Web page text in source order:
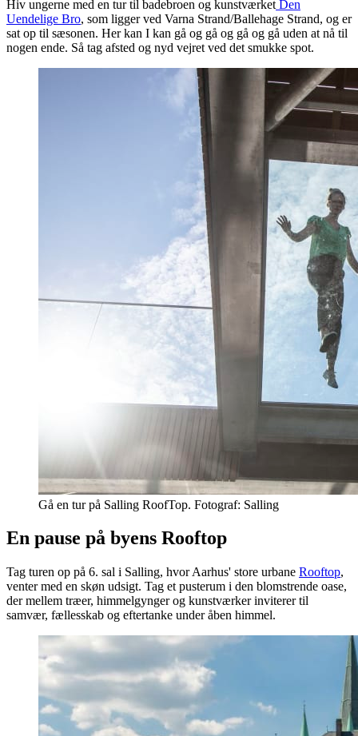
Hiv ungerne med en tur til badebroen og kunstværket Den
Uendelige Bro, som ligger ved Varna Strand/Ballehage Strand, og er
sat op til sæsonen. Her kan I kan gå og gå og gå og gå uden at nå til
nogen ende. Så tag afsted og nyd vejret ved det smukke spot.
Gå en tur på Salling RoofTop. Fotograf: Salling
En pause på byens Rooftop
Tag turen op på 6. sal i Salling, hvor Aarhus' store urbane Rooftop,
venter med en skøn udsigt. Tag et pusterum i den blomstrende oase,
der mellem træer, himmelgynger og kunstværker inviterer til
samvær, fællesskab og eftertanke under åben himmel.